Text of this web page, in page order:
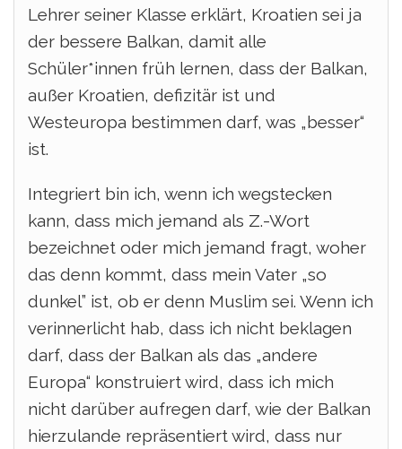
Lehrer seiner Klasse erklärt, Kroatien sei ja
der bessere Balkan, damit alle
Schüler*innen früh lernen, dass der Balkan,
außer Kroatien, defizitär ist und
Westeuropa bestimmen darf, was „besser“
ist.
Integriert bin ich, wenn ich wegstecken
kann, dass mich jemand als Z.-Wort
bezeichnet oder mich jemand fragt, woher
das denn kommt, dass mein Vater „so
dunkel” ist, ob er denn Muslim sei. Wenn ich
verinnerlicht hab, dass ich nicht beklagen
darf, dass der Balkan als das „andere
Europa“ konstruiert wird, dass ich mich
nicht darüber aufregen darf, wie der Balkan
hierzulande repräsentiert wird, dass nur